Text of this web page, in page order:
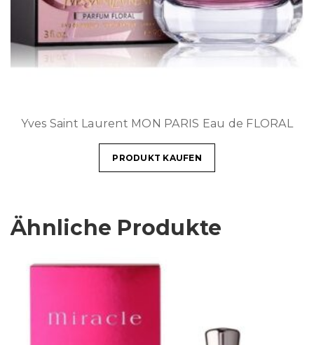
Yves Saint Laurent MON PARIS Eau de FLORAL
PRODUKT KAUFEN
Ähnliche Produkte